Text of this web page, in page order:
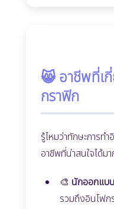
😸 อาชีพที่เ
กราฟิก
รู้ไหมว่าทักษะการท
อาชีพที่น่าสนใจได้ม
🎨 นักออกแบ
รวมถึงอินโฟก